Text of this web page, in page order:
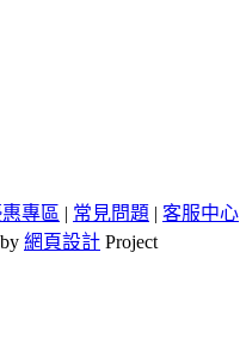
專區 | 常見問題 | 客服中心
網頁設計 Project